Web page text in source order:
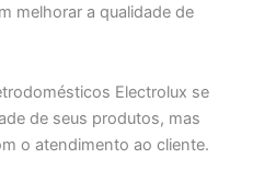
melhorar a qualidade de
Electrolux se
de seus produtos, mas
o atendimento ao cliente.